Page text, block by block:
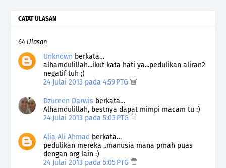
CATAT ULASAN
64 Ulasan
Unknown berkata…
alhamdulillah...ikut kata hati ya...pedulikan aliran2
negatif tuh ;)
24 Julai 2013 pada 4:59 PTG
Dzureen Darwis berkata…
Alhamdulillah, bestnya dapat mimpi macam tu :)
24 Julai 2013 pada 5:03 PTG
Alia Ali Ahmad berkata…
pedulikan mereka ..manusia mana prnah puas
dengan org lain :)
24 Julai 2013 pada 5:05 PTG